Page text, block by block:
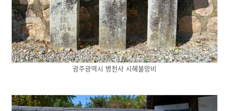
광주광역시 병천사 시혜불망비